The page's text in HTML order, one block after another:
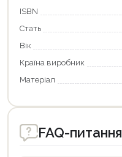
ISBN
Стать
Вік
Країна виробник
Матеріал
FAQ-питання